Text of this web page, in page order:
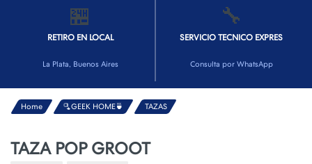
🏪
RETIRO EN LOCAL
La Plata, Buenos Aires
🔧
SERVICIO TECNICO EXPRES
Consulta por WhatsApp
Home 🫗GEEK HOME🍵 TAZAS
TAZA POP GROOT